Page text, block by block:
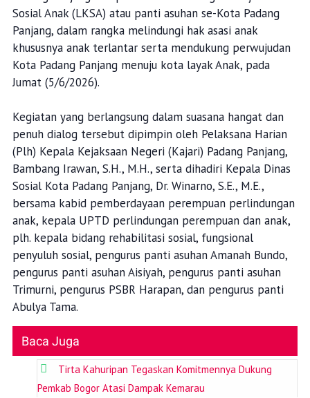
Sosial Anak (LKSA) atau panti asuhan se-Kota Padang
Panjang, dalam rangka melindungi hak asasi anak
khususnya anak terlantar serta mendukung perwujudan
Kota Padang Panjang menuju kota layak Anak, pada
Jumat (5/6/2026).
Kegiatan yang berlangsung dalam suasana hangat dan
penuh dialog tersebut dipimpin oleh Pelaksana Harian
(Plh) Kepala Kejaksaan Negeri (Kajari) Padang Panjang,
Bambang Irawan, S.H., M.H., serta dihadiri Kepala Dinas
Sosial Kota Padang Panjang, Dr. Winarno, S.E., M.E.,
bersama kabid pemberdayaan perempuan perlindungan
anak, kepala UPTD perlindungan perempuan dan anak,
plh. kepala bidang rehabilitasi sosial, fungsional
penyuluh sosial, pengurus panti asuhan Amanah Bundo,
pengurus panti asuhan Aisiyah, pengurus panti asuhan
Trimurni, pengurus PSBR Harapan, dan pengurus panti
Abulya Tama.
Baca Juga
Tirta Kahuripan Tegaskan Komitmennya Dukung
Pemkab Bogor Atasi Dampak Kemarau